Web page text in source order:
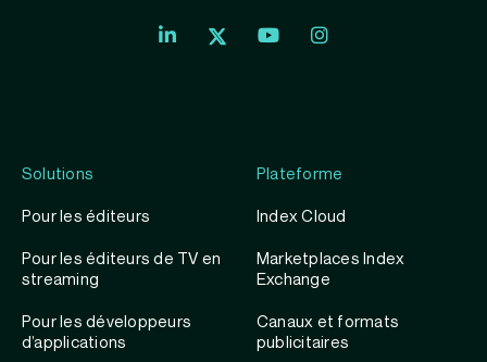
Solutions
Pour les éditeurs
Pour les éditeurs de TV en
streaming
Pour les développeurs
d’applications
Plateforme
Index Cloud
Marketplaces Index
Exchange
Canaux et formats
publicitaires